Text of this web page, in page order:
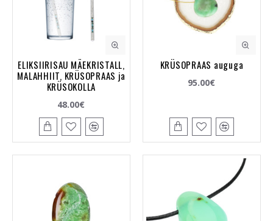
ELIKSIIRISAU MÄEKRISTALL,
MALAHHIIT, KRÜSOPRAAS ja
KRÜSOKOLLA
48.00€
KRÜSOPRAAS auguga
95.00€